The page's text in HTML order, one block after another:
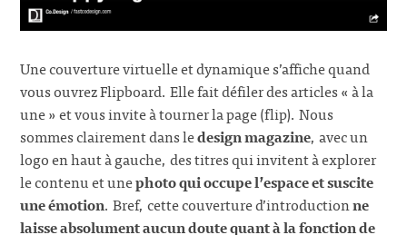
Une couverture virtuelle et dynamique s’affiche quand
vous ouvrez Flipboard. Elle fait défiler des articles « à la
une » et vous invite à tourner la page (flip). Nous
sommes clairement dans ledesign magazine, avec un
logo en haut à gauche, des titres qui invitent à explorer
le contenu et unephoto qui occupe l’espace et suscite
une émotion. Bref, cette couverture d’introductionne
laisse absolument aucun doute quant à la fonction de